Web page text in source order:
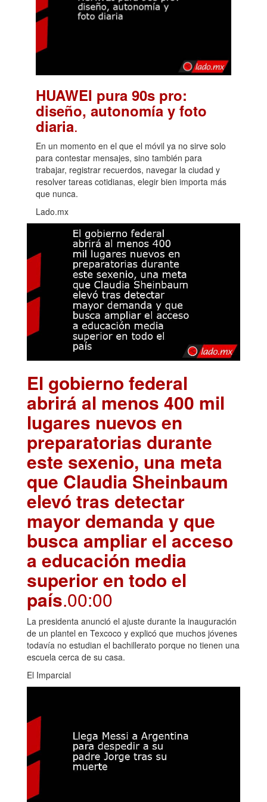
HUAWEI pura 90s pro:
diseño, autonomía y foto
diaria.
En un momento en el que el móvil ya no sirve solo
para contestar mensajes, sino también para
trabajar, registrar recuerdos, navegar la ciudad y
resolver tareas cotidianas, elegir bien importa más
que nunca.
Lado.mx
El gobierno federal
abrirá al menos 400 mil
lugares nuevos en
preparatorias durante
este sexenio, una meta
que Claudia Sheinbaum
elevó tras detectar
mayor demanda y que
busca ampliar el acceso
a educación media
superior en todo el
país.00:00
La presidenta anunció el ajuste durante la inauguración
de un plantel en Texcoco y explicó que muchos jóvenes
todavía no estudian el bachillerato porque no tienen una
escuela cerca de su casa.
El Imparcial